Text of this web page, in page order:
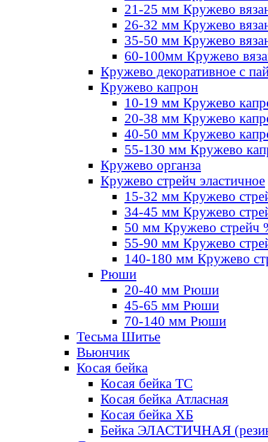
21-25 мм Кружево
26-32 мм Кружево
35-50 мм Кружево
60-100мм Кружево
Кружево декоративное с
Кружево капрон
10-19 мм Кружево
20-38 мм Кружево
40-50 мм Кружево
55-130 мм Кружево
Кружево органза
Кружево стрейч эластичное
15-32 мм Кружево
34-45 мм Кружево
50 мм Кружево стрейч
55-90 мм Кружево
140-180 мм Кружево
Рюши
20-40 мм Рюши
45-65 мм Рюши
70-140 мм Рюши
Тесьма Шитье
Вьюнчик
Косая бейка
Косая бейка ТС
Косая бейка Атласная
Косая бейка ХБ
Бейка ЭЛАСТИЧНАЯ